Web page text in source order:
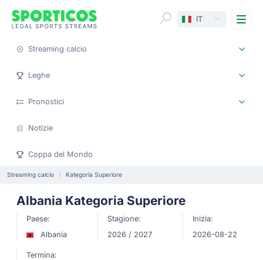
IT
Streaming calcio
Leghe
Pronostici
Notizie
Coppa del Mondo
Streaming calcio Kategoria Superiore
Albania Kategoria Superiore
Paese:
Albania
Stagione:
2026 / 2027
Inizia:
2026-08-22
Termina: